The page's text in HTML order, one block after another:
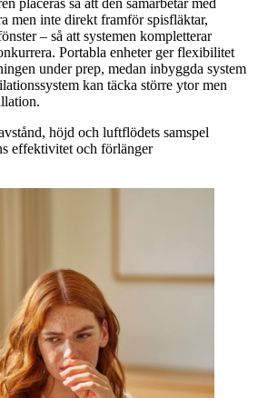
placeras så att den samarbetar med
men inte direkt framför spisfläktar,
– så att systemen kompletterar
Portabla enheter ger flexibilitet
under prep, medan inbyggda system
kan täcka större ytor men
höjd och luftflödets samspel
effektivitet och förlänger